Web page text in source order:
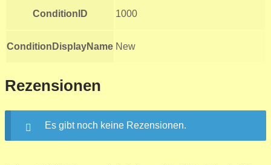
ConditionID 1000
ConditionDisplayName New
Rezensionen
Es gibt noch keine Rezensionen.